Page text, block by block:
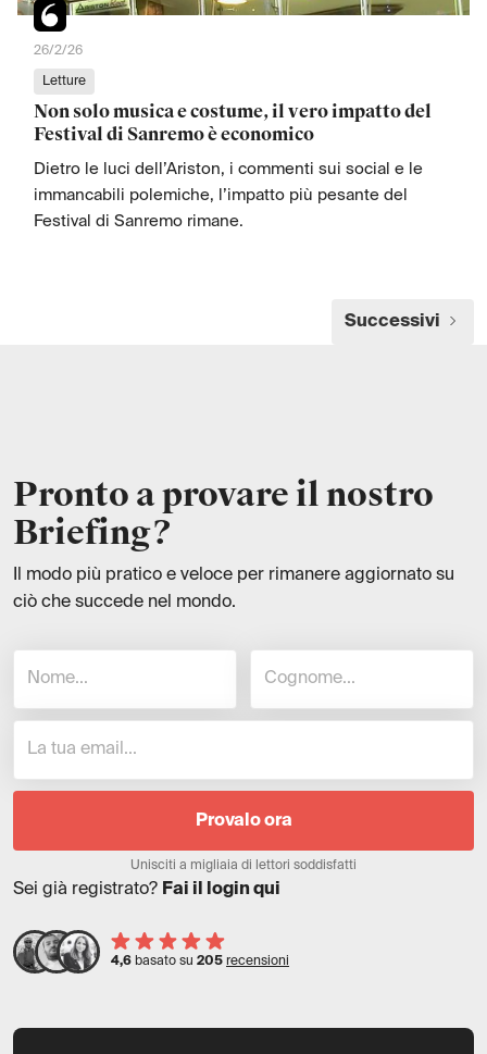
26/2/26
Letture
Non solo musica e costume, il vero impatto del
Festival di Sanremo è economico
Dietro le luci dell’Ariston, i commenti sui social e le
immancabili polemiche, l’impatto più pesante del
Festival di Sanremo rimane.
Successivi
Pronto a provare il nostro
Briefing?
Il modo più pratico e veloce per rimanere aggiornato su
ciò che succede nel mondo.
Provalo ora
Unisciti a migliaia di lettori soddisfatti
Sei già registrato? Fai il login qui
4,6 basato su 205 recensioni